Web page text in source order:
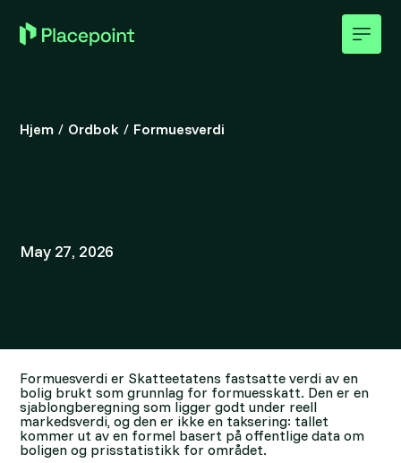
Hjem / Ordbok / Formuesverdi
May 27, 2026
Formuesverdi er Skatteetatens fastsatte verdi av en
bolig brukt som grunnlag for formuesskatt. Den er en
sjablongberegning som ligger godt under reell
markedsverdi, og den er ikke en taksering: tallet
kommer ut av en formel basert på offentlige data om
boligen og prisstatistikk for området.